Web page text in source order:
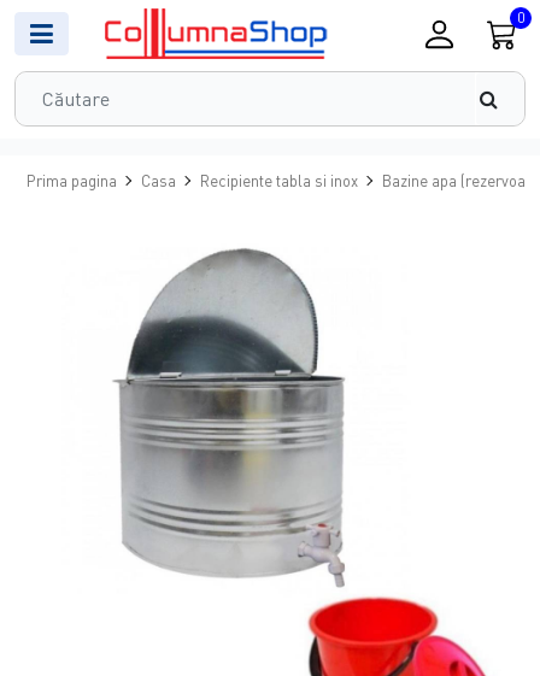
0
Prima pagina Casa Recipiente tabla si inox Bazine apa